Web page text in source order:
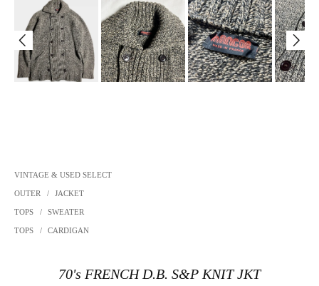
VINTAGE & USED SELECT
OUTER / JACKET
TOPS / SWEATER
TOPS / CARDIGAN
70's FRENCH D.B. S&P KNIT JKT